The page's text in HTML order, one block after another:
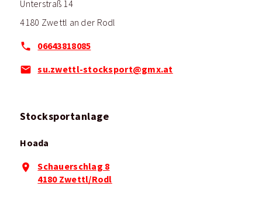
Unterstraß 14
4180 Zwettl an der Rodl
06643818085
su.zwettl-stocksport@gmx.at
Stocksportanlage
Hoada
Schauerschlag 8
4180 Zwettl/Rodl